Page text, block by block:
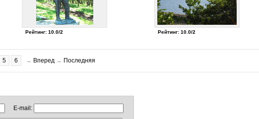
Рейтинг: 10.0/2 Рейтинг: 10.0/2
5 6 → Вперед → Последняя
E-mail: